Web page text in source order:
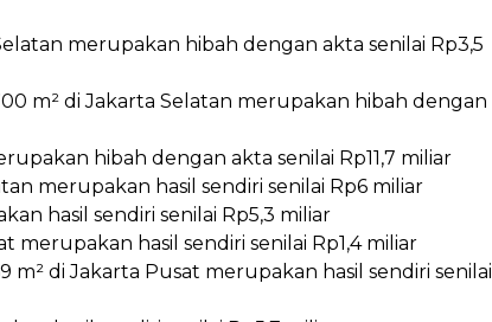
merupakan hibah dengan akta senilai Rp3,5
m² di Jakarta Selatan merupakan hibah dengan
hibah dengan akta senilai Rp11,7 miliar
merupakan hasil sendiri senilai Rp6 miliar
hasil sendiri senilai Rp5,3 miliar
merupakan hasil sendiri senilai Rp1,4 miliar
m² di Jakarta Pusat merupakan hasil sendiri senilai